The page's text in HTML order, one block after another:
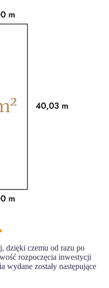
dzięki czemu od razu po
rozpoczęcia inwestycji
wydane zostały następujące